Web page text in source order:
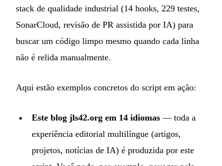
stack de qualidade industrial (14 hooks, 229 testes,
SonarCloud, revisão de PR assistida por IA) para
buscar um código limpo mesmo quando cada linha
não é relida manualmente.
Aqui estão exemplos concretos do script em ação:
Este blog jls42.org em 14 idiomas — toda a
experiência editorial multilíngue (artigos,
projetos, notícias de IA) é produzida por este